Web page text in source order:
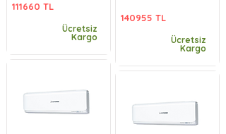
111660 TL
Ücretsiz
Kargo
140955 TL
Ücretsiz
Kargo